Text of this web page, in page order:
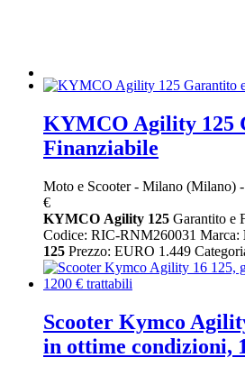
KYMCO Agility 125
Finanziabile
Moto e Scooter- Milano (Milano) -
€
KYMCO Agility 125 Garantito e
Codice: RIC-RNM260031 Marca:
125 Prezzo: EURO 1.449
Scooter Kymco
in ottime condizioni,